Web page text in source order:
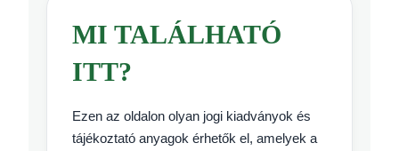
MI TALÁLHATÓ
ITT?
Ezen az oldalon olyan jogi kiadványok és
tájékoztató anyagok érhetők el, amelyek a